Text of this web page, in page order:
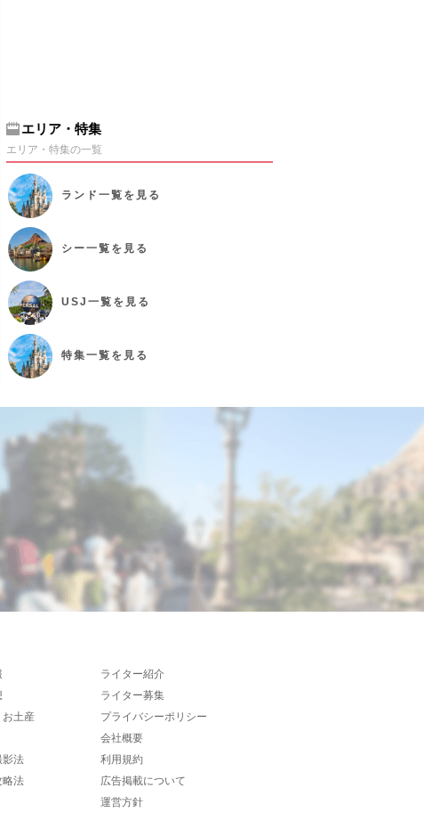
エリア・特集
エリア・特集の一覧
ランド 一覧を見る
シー一覧を見る
USJ 一覧を見る
特集一覧を見る
お土産
影法
略法
ライター紹介
ライター募集
プライバシーポリシー
会社概要
利用規約
広告掲載について
運営方針